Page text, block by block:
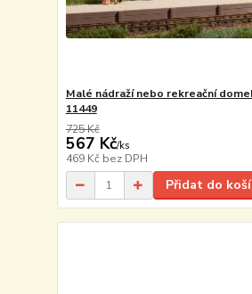
Malé nádraží nebo rekreační
11449
725 Kč
567 Kč/ks
469 Kč bez DPH
Přidat do